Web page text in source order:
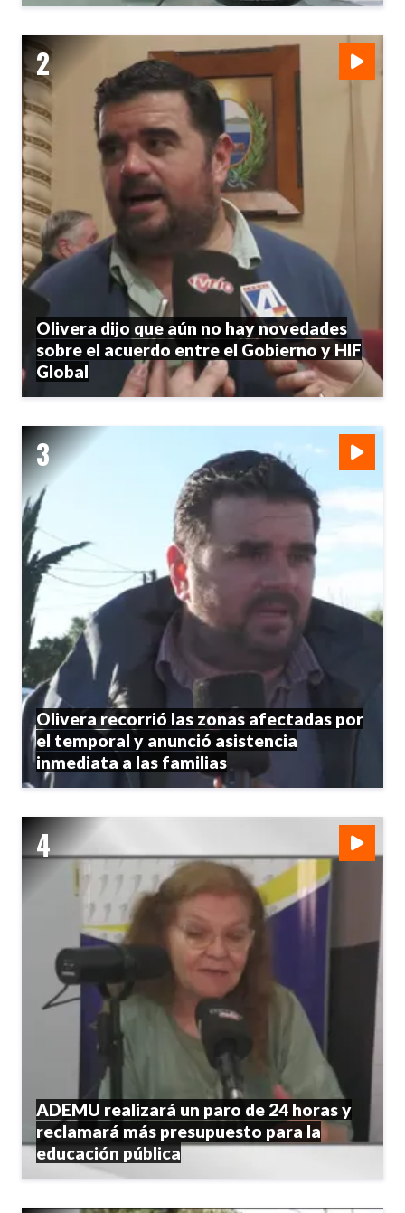
Olivera dijo que aún no hay novedades
sobre el acuerdo entre el Gobierno y HIF
Global
Olivera recorrió las zonas afectadas por
el temporal y anunció asistencia
inmediata a las familias
ADEMU realizará un paro de 24 horas y
reclamará más presupuesto para la
educación pública